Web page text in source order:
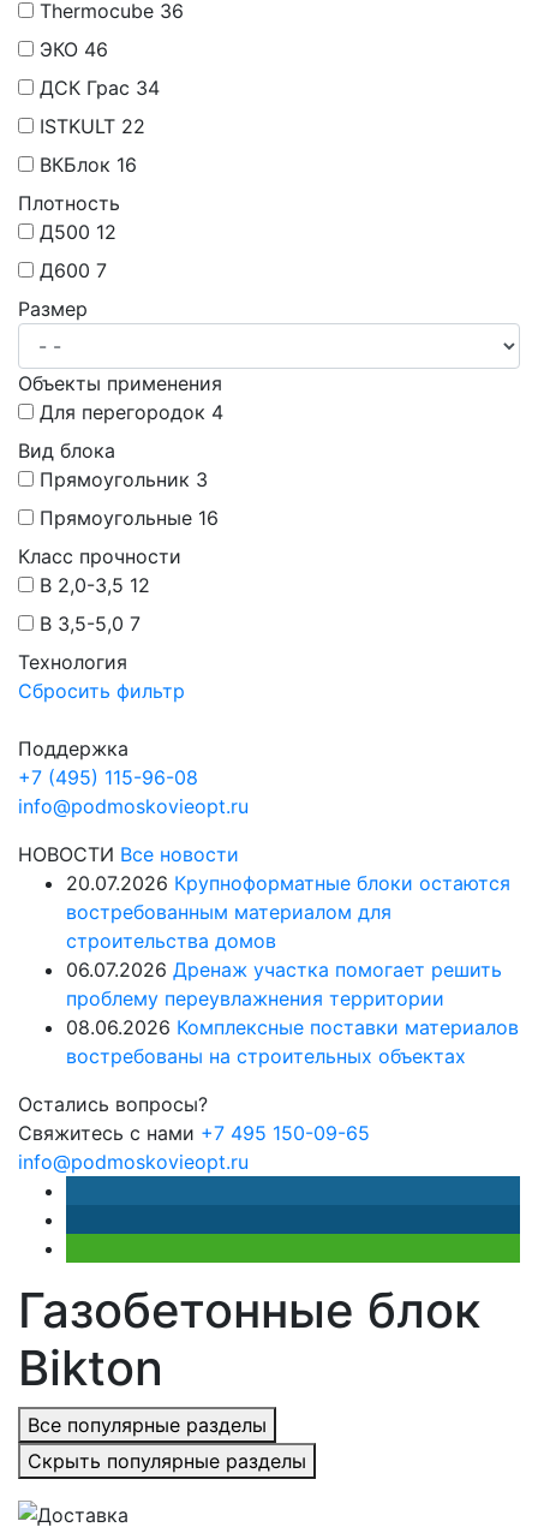
Thermocube 36
ЭКО 46
ДСК Грас 34
ISTKULT 22
ВКБлок 16
Плотность
Д500 12
Д600 7
Размер
Объекты применения
Для перегородок 4
Вид блока
Прямоугольник 3
Прямоугольные 16
Класс прочности
B 2,0-3,5 12
B 3,5-5,0 7
Технология
Сбросить фильтр
Поддержка
+7 (495) 115-96-08
info@podmoskovieopt.ru
НОВОСТИ Все новости
20.07.2026 Крупноформатные блоки остаются
востребованным материалом для
строительства домов
06.07.2026 Дренаж участка помогает решить
проблему переувлажнения территории
08.06.2026 Комплексные поставки материалов
востребованы на строительных объектах
Остались вопросы?
Свяжитесь с нами +7 495 150-09-65
info@podmoskovieopt.ru
Газобетонные блок
Bikton
Все популярные разделы
Скрыть популярные разделы